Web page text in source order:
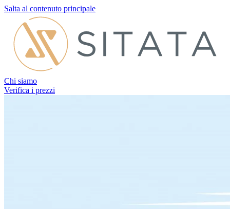
Salta al contenuto principale
Chi siamo
Verifica i prezzi